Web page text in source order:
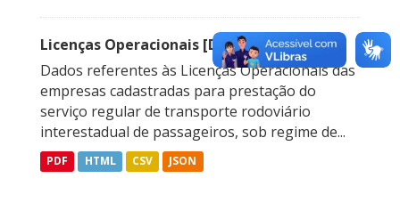
Licenças Operacionais [Descontinuado]
Dados referentes às Licenças Operacionais das
empresas cadastradas para prestação do
serviço regular de transporte rodoviário
interestadual de passageiros, sob regime de...
PDF HTML CSV JSON